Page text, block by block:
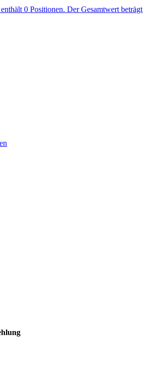
0 Positionen. Der Gesamtwert beträgt